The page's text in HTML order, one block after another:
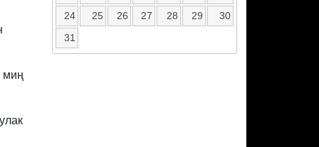
миң
24
25 26 27 28 29
30
31